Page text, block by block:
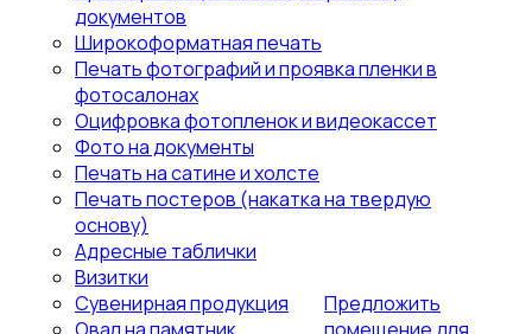
документов
Широкоформатная печать
Печать фотографий и проявка пленки в
фотосалонах
Оцифровка фотопленок и видеокассет
Фото на документы
Печать на сатине и холсте
Печать постеров (накатка на твердую
основу)
Адресные таблички
Визитки
Сувенирная продукция
Предложить